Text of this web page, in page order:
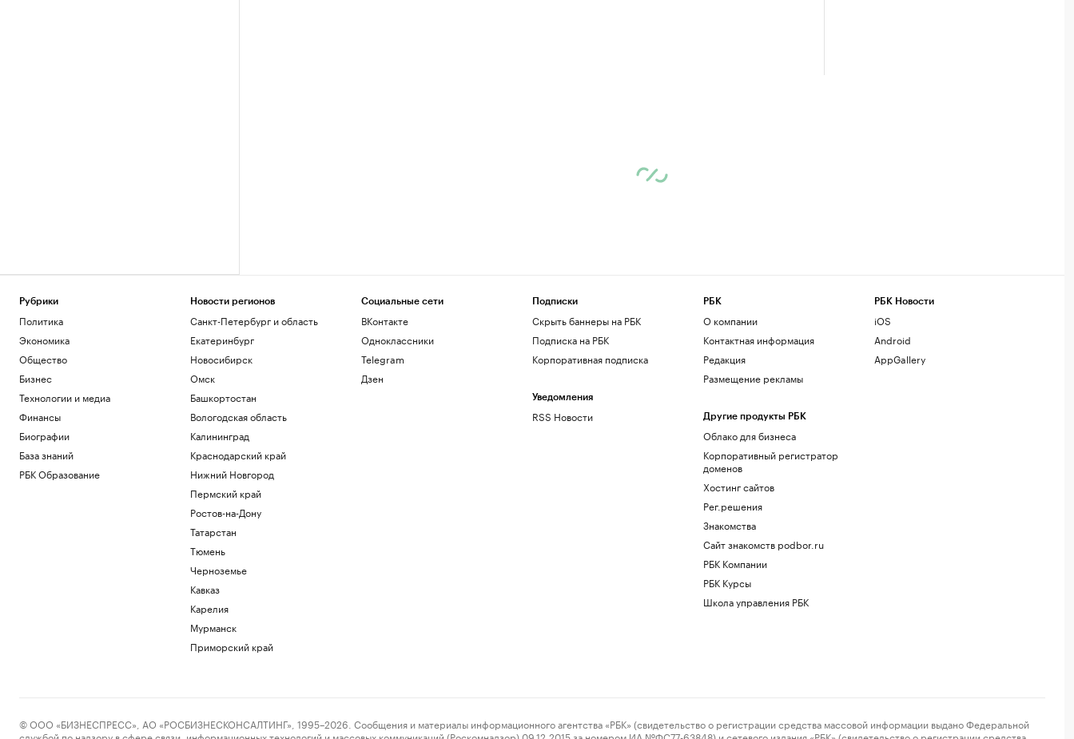
Рубрики
Политика
Экономика
Общество
Бизнес
Технологии и медиа
Финансы
Биографии
База знаний
РБК Образование
Новости регионов
Санкт-Петербург и область
Екатеринбург
Новосибирск
Омск
Башкортостан
Вологодская область
Калининград
Краснодарский край
Нижний Новгород
Пермский край
Ростов-на-Дону
Татарстан
Тюмень
Черноземье
Кавказ
Карелия
Мурманск
Приморский край
Социальные сети
ВКонтакте
Одноклассники
Telegram
Дзен
Подписки
Скрыть баннеры на РБК
Подписка на РБК
Корпоративная подписка
Уведомления
RSS Новости
РБК
О компании
Контактная информация
Редакция
Размещение рекламы
Другие продукты РБК
Облако для бизнеса
Корпоративный регистратор
доменов
Хостинг сайтов
Рег.решения
Знакомства
Сайт знакомств podbor.ru
РБК Компании
РБК Курсы
Школа управления РБК
РБК Новости
iOS
Android
AppGallery
© ООО «БИЗНЕСПРЕСС», АО «РОСБИЗНЕСКОНСАЛТИНГ», 1995–2026. Сообщения и материалы информационного агентства «РБК» (свидетельство о регистрации средства массовой информации выдано Федеральной